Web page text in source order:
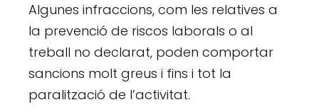
Algunes infraccions, com les relatives a
la prevenció de riscos laborals o al
treball no declarat, poden comportar
sancions molt greus i fins i tot la
paralització de l’activitat.